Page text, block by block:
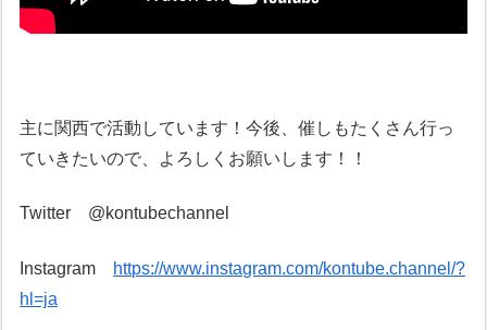
主に関西で活動しています！今後、催しもたくさん行っ
ていきたいので、よろしくお願いします！！
Twitter @kontubechannel
Instagram
https://www.instagram.com/kontube.channel/?
hl=ja